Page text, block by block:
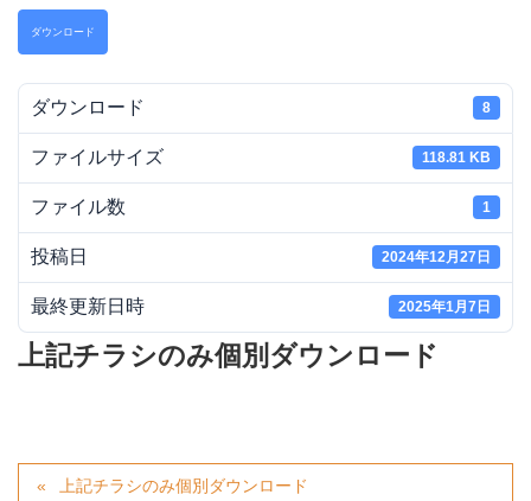
ダウンロード
ダウンロード 8
ファイルサイズ 118.81 KB
ファイル数 1
投稿日 2024年12月27日
最終更新日時 2025年1月7日
上記チラシのみ個別ダウンロード
上記チラシのみ個別ダウンロード